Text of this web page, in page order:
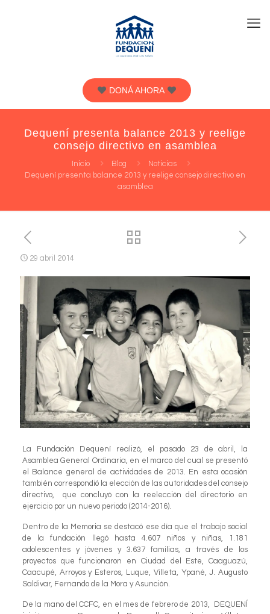
DONÁ AHORA
Dequení presenta balance 2013 y reelige
consejo directivo en asamblea
Inicio Blog
Noticias
Dequení presenta balance 2013 y reelige consejo directivo en
asamblea
29 abril 2014
La Fundación Dequení realizó, el pasado 23 de abril, la
Asamblea General Ordinaria, en el marco del cual se presentó
el Balance general de actividades de 2013. En esta ocasión
también correspondió la elección de las autoridades del consejo
directivo, que concluyó con la reelección del directorio en
ejercicio por un nuevo periodo (2014-2016).
Dentro de la Memoria se destacó ese día que el trabajo social
de la fundación llegó hasta 4.607 niños y niñas, 1.181
adolescentes y jóvenes y 3.637 familias, a través de los
proyectos que funcionaron en Ciudad del Este, Caaguazú,
Caacupé, Arroyos y Esteros, Luque, Villeta, Ypané, J. Augusto
Saldivar, Fernando de la Mora y Asunción.
De la mano del CCFC, en el mes de febrero de 2013, DEQUENÍ